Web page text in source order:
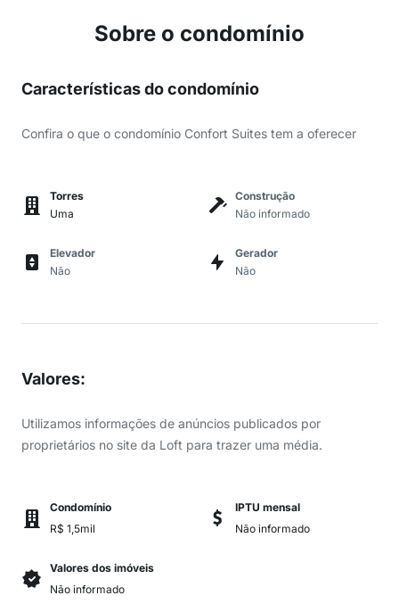
Sobre o condomínio
Características do condomínio
Confira o que o condomínio Confort Suites tem a oferecer
Torres
Uma
Construção
Não informado
Elevador
Não
Gerador
Não
Valores:
Utilizamos informações de anúncios publicados por
proprietários no site da Loft para trazer uma média.
Condomínio
R$ 1,5mil
IPTU mensal
Não informado
Valores dos imóveis
Não informado